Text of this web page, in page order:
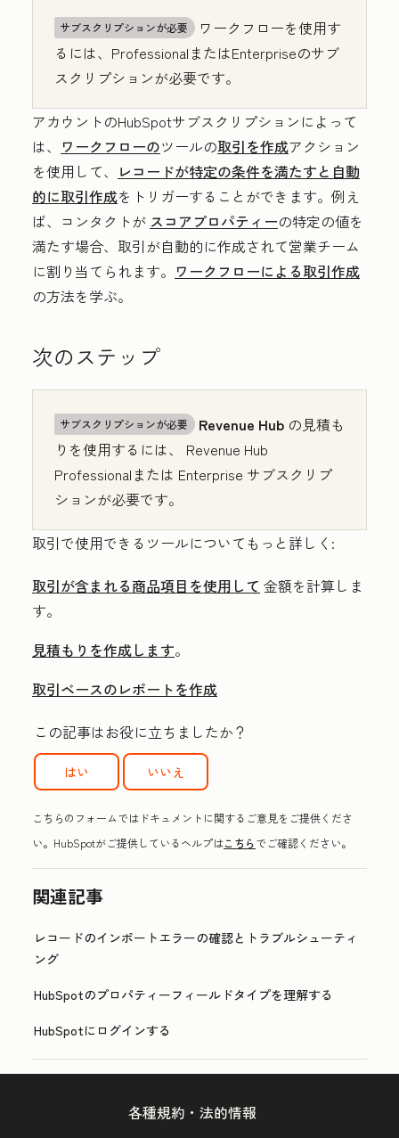
サブスクリプションが必要
ワークフローを使用す
るには、Professional またはEnterpriseのサブ
スクリプションが必要です。
アカウントのHubSpotサブスクリプションによって
は、 ワークフローのツールの取引を作成アクション
を使用して、 レコードが特定の条件を満たすと自動
的に取引作成をトリガーすることができます。例え
ば、コンタクトが スコアプロパティーの特定の値を
満たす場合、取引が自動的に作成されて営業チーム
に割り当てられます。 ワークフローによる取引作成
の方法を学ぶ。
次のステップ
サブスクリプションが必要 Revenue Hub の見積も
りを使用するには、 Revenue Hub
Professional または Enterprise サブスクリプ
ションが必要です。
取引で使用できるツールについてもっと詳しく:
取引が含まれる商品項目を使用して 金額を計算しま
す。
見積もりを作成します。
取引ベースのレポートを作成
この記事はお役に立ちましたか？
はい いいえ
こちらのフォームではドキュメントに関するご意見をご提供くださ
い。HubSpotがご提供しているヘルプはこちらでご確認ください。
関連記事
レコードのインポートエラーの確認とトラブルシューティ
ング
HubSpotのプロパティーフィールドタイプを理解する
HubSpotにログインする
各種規約・法的情報